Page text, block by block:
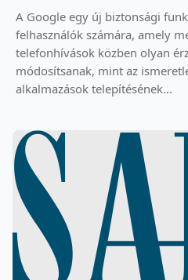
A Google egy új biztonsági
felhasználók számára, amely
telefonhívások közben olyan
módosítsanak, mint az
alkalmazások telepítésének...